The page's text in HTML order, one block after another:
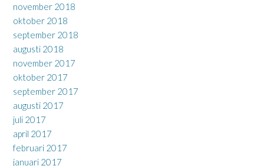
november 2018
oktober 2018
september 2018
augusti 2018
november 2017
oktober 2017
september 2017
augusti 2017
juli 2017
april 2017
februari 2017
januari 2017